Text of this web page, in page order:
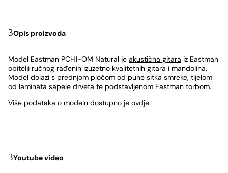
Opis proizvoda
Model Eastman PCH1-OM Natural je akustična gitara iz Eastman
obitelji ručnog rađenih izuzetno kvalitetnih gitara i mandolina.
Model dolazi s prednjom pločom od pune sitka smreke, tijelom
od laminata sapele drveta te podstavljenom Eastman torbom.
Više podataka o modelu dostupno je ovdje.
Youtube video